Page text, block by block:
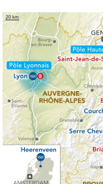
Síoktatás
Síruházat
Síszerviz
Sítechnika
Síugrás
Snowboard
Snowboardfelszerelés
Sportorvos
Szakértők